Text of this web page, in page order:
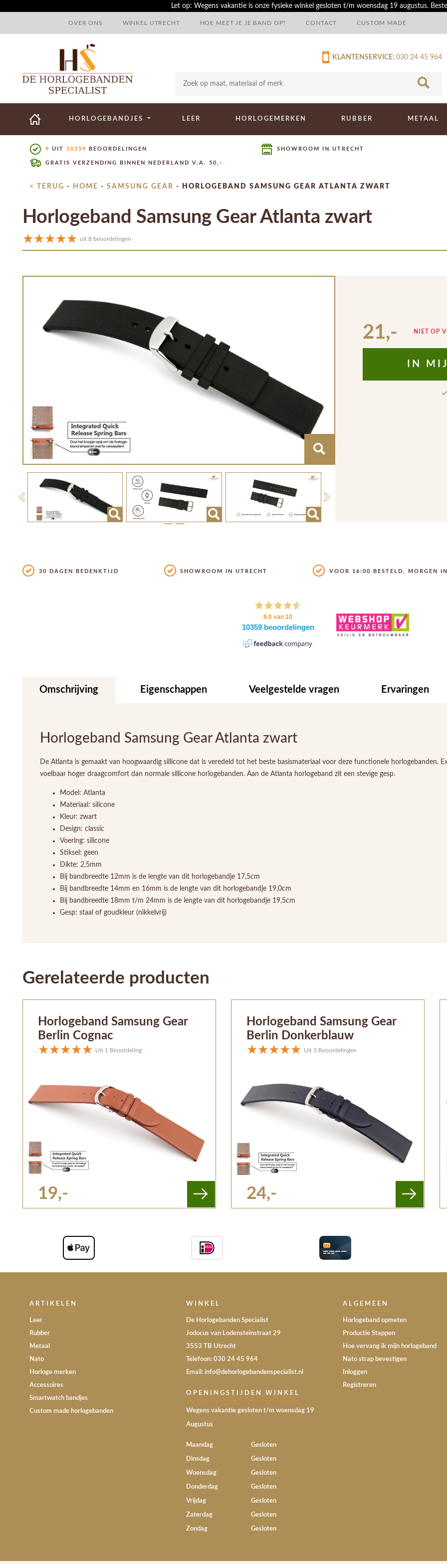
Let op: Wegens vakantie is onze fysieke winkel gesloten t/m woensdag 19 augustus.
OVER ONS WINKEL UTRECHT HOE MEET JE JE BAND OP? CONTACT CUSTOM MADE
030 24 45 964
KLANTENSERVICE:
HORLOGEBANDJES LEER HORLOGEMERKEN RUBBER METAAL
9 UIT 10359 BEOORDELINGEN SHOWROOM IN UTRECHT
GRATIS VERZENDING BINNEN NEDERLAND V.A. 50,-
< TERUG - HOME - SAMSUNG GEAR - HORLOGEBAND SAMSUNG GEAR ATLANTA ZWART
Horlogeband Samsung Gear Atlanta zwart
uit 8 beoordelingen
Previous Next
21,- NIET OP
IN
30 DAGEN BEDENKTIJD SHOWROOM IN UTRECHT VOOR 16:00 BESTELD, MORGEN
Omschrijving Eigenschappen Veelgestelde vragen Ervaringen
Horlogeband Samsung Gear Atlanta zwart
De Atlanta is gemaakt van hoogwaardig sillicone dat is veredeld tot het beste basismateriaal voor deze functionele horlogebanden.
voelbaar hoger draagcomfort dan normale sillicone horlogebanden. Aan de Atlanta horlogeband zit een stevige gesp.
Model: Atlanta
Materiaal: silicone
Kleur: zwart
Design: classic
Voering: silicone
Stiksel: geen
Dikte: 2,5mm
Bij bandbreedte 12mm is de lengte van dit horlogebandje 17,5cm
Bij bandbreedte 14mm en 16mm is de lengte van dit horlogebandje 19,0cm
Bij bandbreedte 18mm t/m 24mm is de lengte van dit horlogebandje 19,5cm
Gesp: staal of goudkleur (nikkelvrij)
Gerelateerde producten
Horlogeband Samsung Gear
Berlin Cognac
Uit 1 Beoordeling
19,-
Horlogeband Samsung Gear
Berlin Donkerblauw
Uit 3 Beoordelingen
24,-
ARTIKELEN
Leer
Rubber
Metaal
Nato
Horloge merken
Accessoires
Smartwatch bandjes
Custom made horlogebanden
WINKEL
De Horlogebanden Specialist
Jodocus van Lodensteinstraat 29
3553 TB Utrecht
Telefoon: 030 24 45 964
Email: info@dehorlogebandenspecialist.nl
OPENINGSTIJDEN WINKEL
Wegens vakantie gesloten t/m woensdag 19
Augustus
Maandag Gesloten
Dinsdag Gesloten
Woensdag Gesloten
Donderdag Gesloten
Vrijdag Gesloten
Zaterdag Gesloten
Zondag Gesloten
ALGEMEEN
Horlogeband opmeten
Productie Stappen
Hoe vervang ik mijn horlogeband
Nato strap bevestigen
Inloggen
Registreren